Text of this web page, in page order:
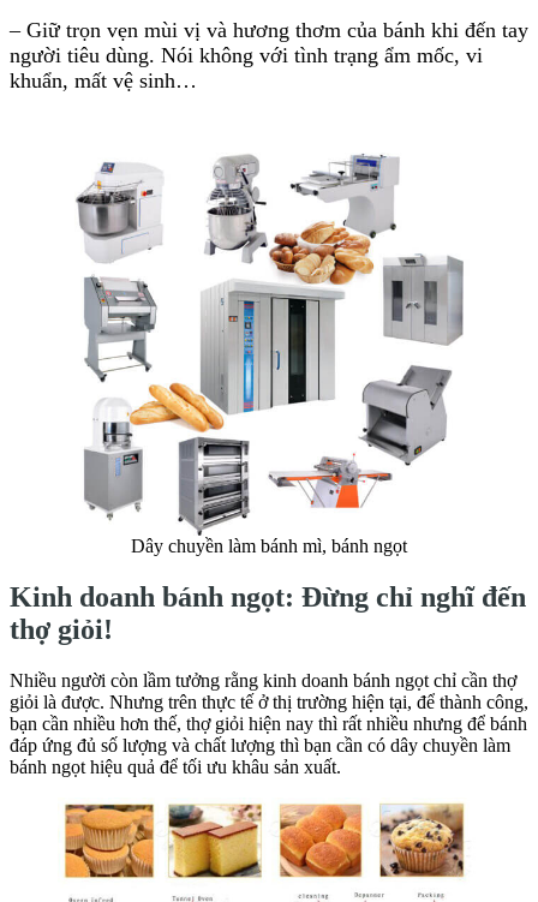
– Giữ trọn vẹn mùi vị và hương thơm của bánh khi đến tay
người tiêu dùng. Nói không với tình trạng ẩm mốc, vi
khuẩn, mất vệ sinh…
Dây chuyền làm bánh mì, bánh ngọt
Kinh doanh bánh ngọt: Đừng chỉ nghĩ đến
thợ giỏi!
Nhiều người còn lầm tưởng rằng kinh doanh bánh ngọt chỉ cần thợ
giỏi là được. Nhưng trên thực tế ở thị trường hiện tại, để thành công,
bạn cần nhiều hơn thế, thợ giỏi hiện nay thì rất nhiều nhưng để bánh
đáp ứng đủ số lượng và chất lượng thì bạn cần có dây chuyền làm
bánh ngọt hiệu quả để tối ưu khâu sản xuất.